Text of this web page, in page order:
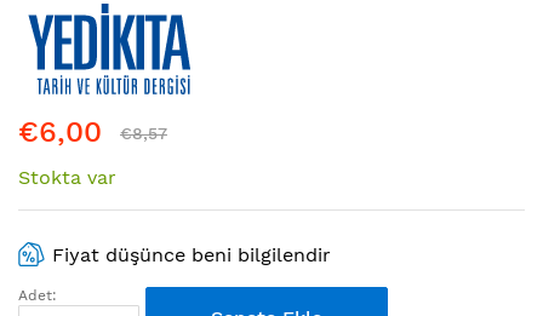
Resim
galerisinin
başına
atla
€6,00 €8,57
Stokta var
Fiyat düşünce beni bilgilendir
Adet: